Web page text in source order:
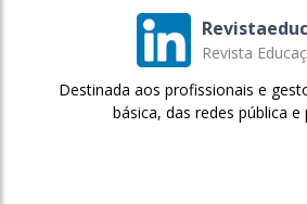
Revista
Destinada aos profissionais e
básica, das redes pública e